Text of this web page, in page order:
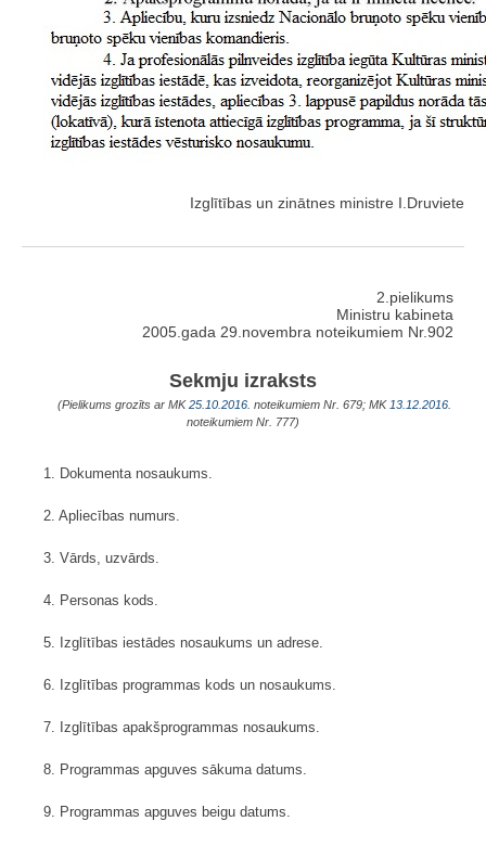
Izglītības un zinātnes ministre I.Druviete
2.pielikums
Ministru kabineta
2005.gada 29.novembra noteikumiem Nr.902
Sekmju izraksts
(Pielikums grozīts ar MK25.10.2016. noteikumiem Nr. 679; MK 13.12.2016.
noteikumiem Nr. 777)
1. Dokumenta nosaukums.
2. Apliecības numurs.
3. Vārds, uzvārds.
4. Personas kods.
5. Izglītības iestādes nosaukums un adrese.
6. Izglītības programmas kods un nosaukums.
7. Izglītības apakšprogrammas nosaukums.
8. Programmas apguves sākuma datums.
9. Programmas apguves beigu datums.